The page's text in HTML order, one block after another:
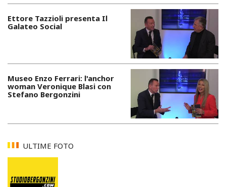
Ettore Tazzioli presenta Il
Galateo Social
Museo Enzo Ferrari: l'anchor
woman Veronique Blasi con
Stefano Bergonzini
ULTIME FOTO